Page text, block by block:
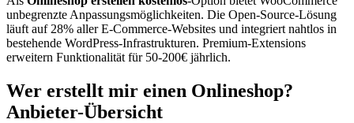
unbegrenzte Anpassungsmöglichkeiten. Die Open-Source-Lösung
läuft auf 28% aller E-Commerce-Websites und integriert nahtlos in
bestehende WordPress-Infrastrukturen. Premium-Extensions
erweitern Funktionalität für 50-200€ jährlich.
Wer erstellt mir einen Onlineshop?
Anbieter-Übersicht